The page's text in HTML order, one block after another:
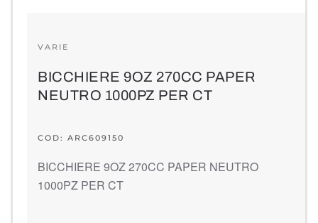
VARIE
BICCHIERE 9OZ 270CC PAPER
NEUTRO 1000PZ PER CT
COD: ARC609150
BICCHIERE 9OZ 270CC PAPER NEUTRO
1000PZ PER CT